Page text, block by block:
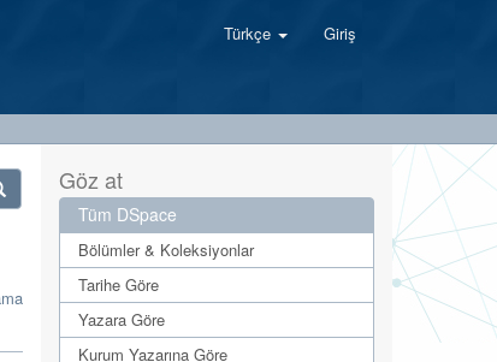
Türkçe Giriş
Göz at
Tüm DSpace
Bölümler & Koleksiyonlar
Tarihe Göre
Yazara Göre
Kurum Yazarına Göre